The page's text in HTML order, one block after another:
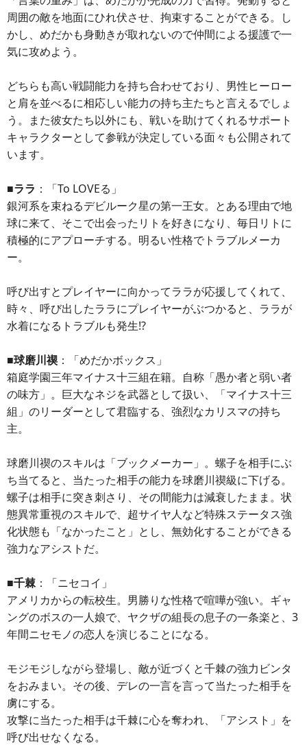
周囲の敵を地面にひれ伏させ、拘束することができる。し
かし、めだかも身動きが取れないので仲間による援護で一
気に攻めよう。
どちらも高い戦闘能力を持ち合わせており、男性ヒーロー
と肩を並べるに相応しい能力の持ち主たちと言えるでしょ
う。また彼女たち以外にも、戦いを助けてくれるサポート
キャラクターとして参戦が決定している面々も公開されて
います。
■ララ ：「To LOVEる」
銀河系を束ねるデビルーク星の第一王女。とある理由で地
球に来て、そこで出会ったリトを好きになり、毎日リトに
積極的にアプローチする。明るい性格でトラブルメーカ
ー。
呼び出すとプレイヤーに向かってララが応援してくれて、
時々、呼び出したララにプレイヤーがぶつかると、ララが
水着になるトラブルも発生!?
■球磨川禊 ：「めだかボックス」
箱庭学園三年マイナス十三組在籍。自称「愚か者と弱い者
の味方」。巨大なネジを武器として扱い、「マイナス十三
組」のリーダーとして君臨する、強烈なカリスマの持ち
主。
球磨川禊のスキルは「ブックメーカー」。螺子を相手にぶ
ち当てると、当たった相手の能力を球磨川禊級に下げる。
螺子は相手に突き刺さり、その間能力は減衰したまま。状
態異常重視のスキルで、超サイヤ人など特殊ステータス強
化状態も「なかったこと」とし、無効化することができる
強力なアシストだ。
■千棘：「ニセコイ」
アメリカからの転校生。男勝りな性格で喧嘩が強い。ギャ
ングのボスの一人娘で、ヤクザの組長の息子の一条楽と、3
年間ニセモノの恋人を演じることになる。
モジモジしながら登場し、敵が近づくと千棘の強力ビンタ
をおみまい。その後、デレの一言を言って当たった相手を
虜にする。
攻撃に当たった相手は千棘に心を奪われ、「アシスト」を
呼び出せなくなる。